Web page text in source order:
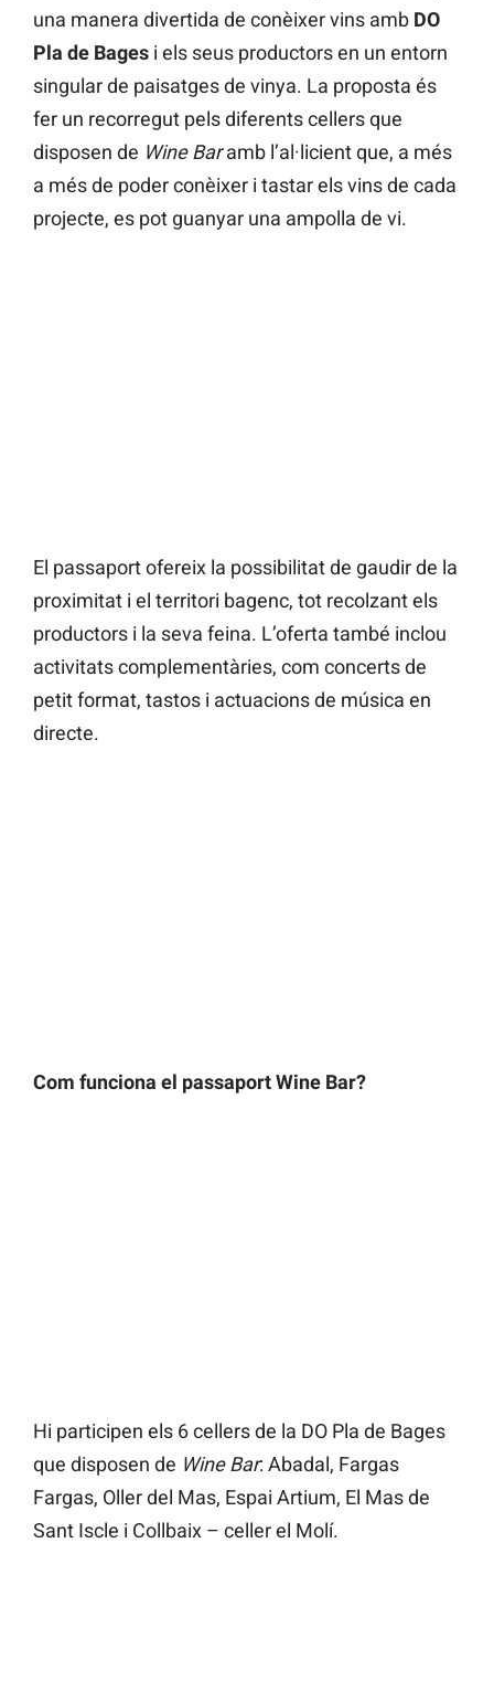
una manera divertida de conèixer vins amb DO
Pla de Bages i els seus productors en un entorn
singular de paisatges de vinya. La proposta és
fer un recorregut pels diferents cellers que
disposen de Wine Baramb l’al·licient que, a més
a més de poder conèixer i tastar els vins de cada
projecte, es pot guanyar una ampolla de vi.
El passaport ofereix la possibilitat de gaudir de la
proximitat i el territori bagenc, tot recolzant els
productors i la seva feina. L’oferta també inclou
activitats complementàries, com concerts de
petit format, tastos i actuacions de música en
directe.
Com funciona el passaport Wine Bar?
Hi participen els 6 cellers de la DO Pla de Bages
que disposen de Wine Bar: Abadal, Fargas
Fargas, Oller del Mas, Espai Artium, El Mas de
Sant Iscle i Collbaix – celler el Molí.